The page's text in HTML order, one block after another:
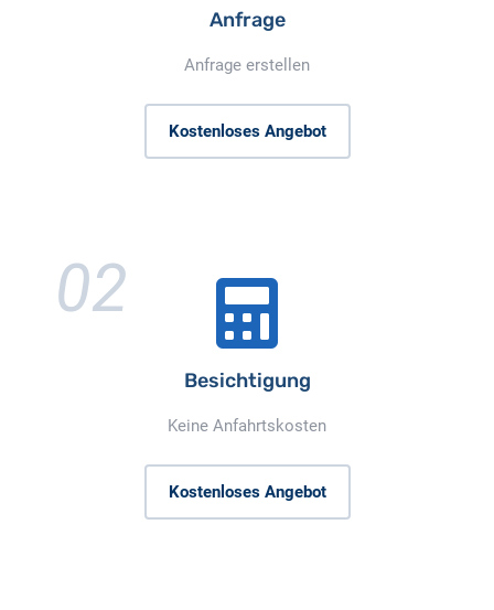
Anfrage
Anfrage erstellen
Kostenloses Angebot
02
Besichtigung
Keine Anfahrtskosten
Kostenloses Angebot